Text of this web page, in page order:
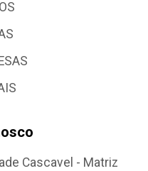
Cascavel - Matriz